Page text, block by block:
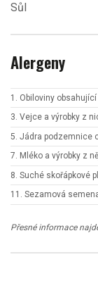
Sůl
Alergeny
1. Obiloviny
3. Vejce a výrobky z
5. Jádra podzemnice
7. Mléko a výrobky z
8. Suché skořápkové
11. Sezamová
Přesné informace